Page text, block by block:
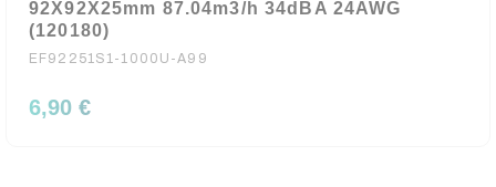
92X92X25mm 87.04m3/h 34dBA 24AWG
(120180)
EF92251S1-1000U-A99
6,90 €